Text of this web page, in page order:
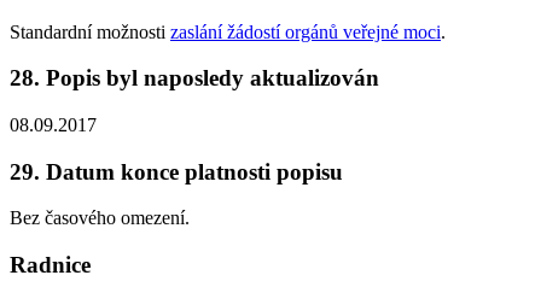
Standardní možnosti zaslání žádostí orgánů veřejné moci.
28. Popis byl naposledy aktualizován
08.09.2017
29. Datum konce platnosti popisu
Bez časového omezení.
Radnice